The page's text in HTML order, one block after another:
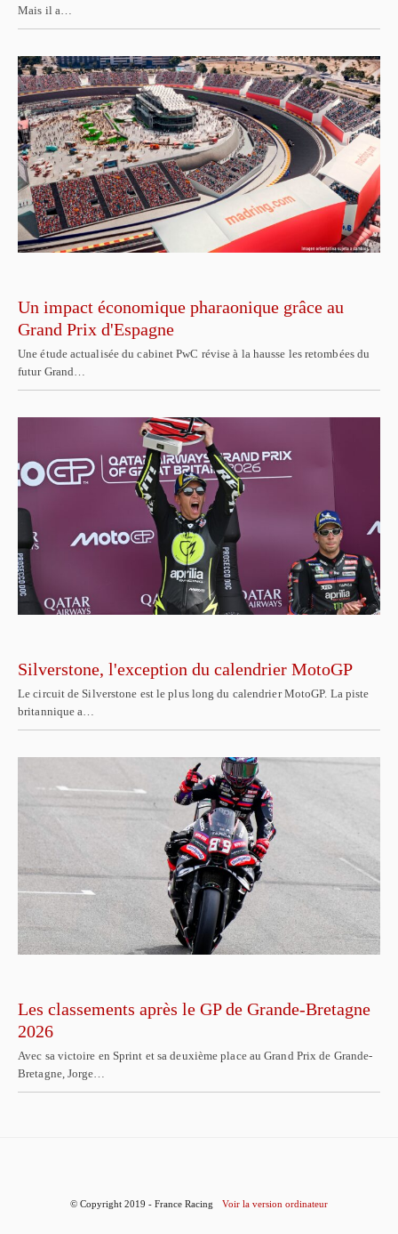
Mais il a…
Un impact économique pharaonique grâce au
Grand Prix d'Espagne
Une étude actualisée du cabinet PwC révise à la hausse les retombées du
futur Grand…
Silverstone, l'exception du calendrier MotoGP
Le circuit de Silverstone est le plus long du calendrier MotoGP. La piste
britannique a…
Les classements après le GP de Grande-Bretagne
2026
Avec sa victoire en Sprint et sa deuxième place au Grand Prix de Grande-
Bretagne, Jorge…
© Copyright 2019 - France Racing Voir la version ordinateur